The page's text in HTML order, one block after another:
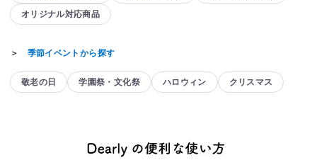
オリジナル対応商品
＞ 季節イベントから探す
敬老の日 学園祭・文化祭 ハロウィン クリスマス